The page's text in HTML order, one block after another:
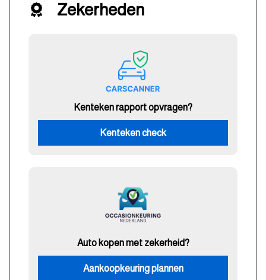
Zekerheden
Kenteken rapport opvragen?
Kenteken check
Auto kopen met zekerheid?
Aankoopkeuring plannen